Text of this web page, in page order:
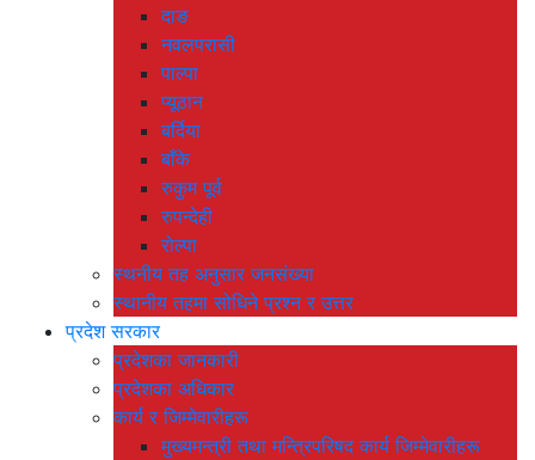
दाङ
नवलपरासी
पाल्पा
प्यूठान
बर्दिया
बाँके
रुकुम पूर्व
रुपन्देही
रोल्पा
स्थनीय तह अनुसार जनसंख्या
स्थानीय तहमा सोधिने प्रश्न र उत्तर
प्रदेश सरकार
प्रदेशका जानकारी
प्रदेशका अधिकार
कार्य र जिम्मेवारीहरू
मुख्यमन्त्री तथा मन्त्रिपरिषद कार्य जिम्मेवारीहरू